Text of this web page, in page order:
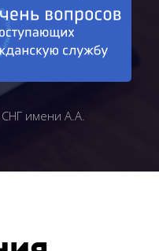
СНГ имени А.А.